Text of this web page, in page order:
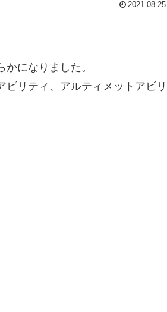
2021.08.25
になりました。
リティ、アルティメットアビリ